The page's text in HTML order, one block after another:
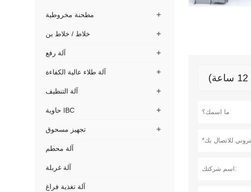
+ مطحنة مخروطية
+ خلاط / خلاط بن
+ آلة رفع
+ آلة طلاء عالية الكفاءة
+ آلة التنظيف
+ حاوية IBC
+ تجهيز مسحوق
آلة محطم
آلة غربلة
آلة تغذية فراغ